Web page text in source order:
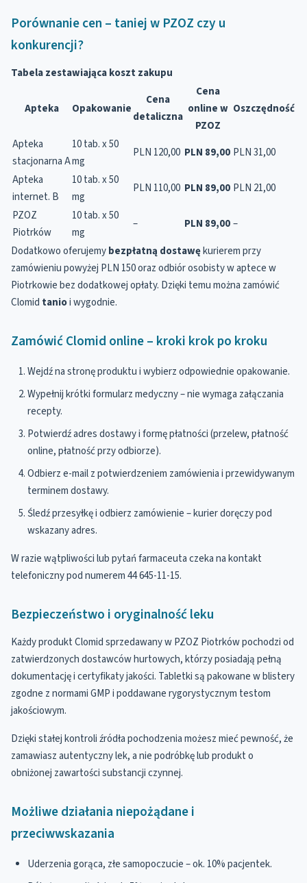
Porównanie cen – taniej w PZOZ czy u
konkurencji?
Tabela zestawiająca koszt zakupu
Apteka Opakowanie
Cena
detaliczna
Cena
online w
PZOZ
Oszczędność
Apteka
stacjonarna A
10 tab. x 50
mg
PLN 120,00 PLN 89,00 PLN 31,00
Apteka
internet. B
10 tab. x 50
mg
PLN 110,00 PLN 89,00 PLN 21,00
PZOZ
Piotrków
10 tab. x 50
mg
– PLN 89,00–
Dodatkowo oferujemybezpłatną dostawękurierem przy
zamówieniu powyżej PLN 150 oraz odbiór osobisty w aptece w
Piotrkowie bez dodatkowej opłaty. Dzięki temu można zamówić
Clomid tanioi wygodnie.
Zamówić Clomid online – kroki krok po kroku
Wejdź na stronę produktu i wybierz odpowiednie opakowanie.
Wypełnij krótki formularz medyczny – nie wymaga załączania
recepty.
Potwierdź adres dostawy i formę płatności (przelew, płatność
online, płatność przy odbiorze).
Odbierz e-mail z potwierdzeniem zamówienia i przewidywanym
terminem dostawy.
Śledź przesyłkę i odbierz zamówienie – kurier doręczy pod
wskazany adres.
W razie wątpliwości lub pytań farmaceuta czeka na kontakt
telefoniczny pod numerem 44 645-11-15.
Bezpieczeństwo i oryginalność leku
Każdy produkt Clomid sprzedawany w PZOZ Piotrków pochodzi od
zatwierdzonych dostawców hurtowych, którzy posiadają pełną
dokumentację i certyfikaty jakości. Tabletki są pakowane w blistery
zgodne z normami GMP i poddawane rygorystycznym testom
jakościowym.
Dzięki stałej kontroli źródła pochodzenia możesz mieć pewność, że
zamawiasz autentyczny lek, a nie podróbkę lub produkt o
obniżonej zawartości substancji czynnej.
Możliwe działania niepożądane i
przeciwwskazania
Uderzenia gorąca, złe samopoczucie – ok. 10% pacjentek.